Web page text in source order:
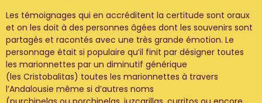
Les témoignages qui en accréditent la certitude sont oraux
et on les doit à des personnes âgées dont les souvenirs sont
partagés et racontés avec une très grande émotion. Le
personnage était si populaire qu’il finit par désigner toutes
les marionnettes par un diminutif générique
(les Cristobalitas) toutes les marionnettes à travers
l’Andalousie même si d’autres noms